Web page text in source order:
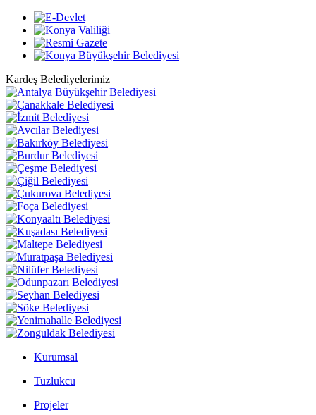
Kardeş Belediyelerimiz
Kurumsal
Tuzlukcu
Projeler